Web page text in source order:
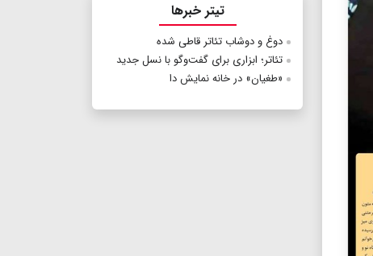
تیتر خبرها
دوغ و دوشاب تئاتر قاطی شده
تئاتر؛ ابزاری برای گفت‌وگو با نسل جدید
«طغیان» در خانه نمایش دا